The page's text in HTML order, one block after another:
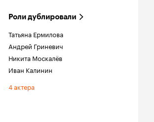
Роли дублировали
Татьяна Ермилова
Андрей Гриневич
Никита Москалёв
Иван Калинин
4 актера